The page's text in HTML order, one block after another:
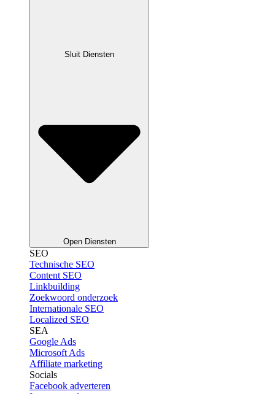
Sluit Diensten
Open Diensten
SEO
Technische SEO
Content SEO
Linkbuilding
Zoekwoord onderzoek
Internationale SEO
Localized SEO
SEA
Google Ads
Microsoft Ads
Affiliate marketing
Socials
Facebook adverteren